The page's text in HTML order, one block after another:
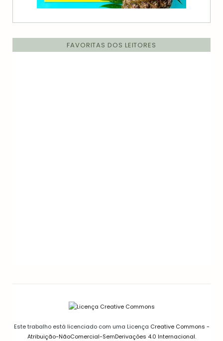
FAVORITAS DOS LEITORES
Este trabalho está licenciado com uma Licença Creative Commons -
Atribuição-NãoComercial-SemDerivações 4.0 Internacional.